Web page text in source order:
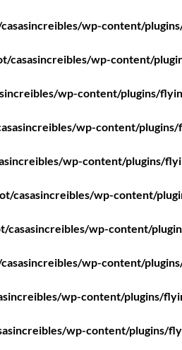
wp-content/
wp-content/
wp-content/plugins/
wp-content/
wp-content/plugins/
casasincreibles/wp-content/
wp-content/
wp-content/
wp-content/plugins/
wp-content/plugins/